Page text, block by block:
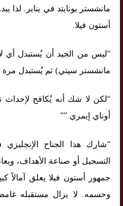
مانشستر يونايتد في يناير.
أستون فيلا.
مانشستر سيتي) ثم يُستبدل
“لكن لا شك أنه يُكافح لإحداث
أوناي إيمري.””
“شارك هذا الجناح
التسجيل أو صناعة الأهداف،
جمهور أستون فيلا يعلق آمالاً
وحسمه. لا يزال مستقبله